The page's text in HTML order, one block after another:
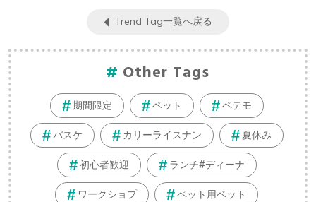
Trend Tag一覧へ戻る
Other Tags
期間限定 ペット ペテモ
バスケ カリーライスナン 夏休み
初心者歓迎 ランチ#ディーナ
ワークショプ ペット用ベット